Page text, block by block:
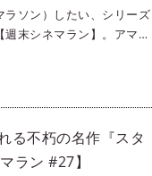
ソン）したい、シリーズ
末シネマラン】。アマプ
集部メンバーが各々おす
ズの日（毎年5月4日）とい
SF映画シリーズとして3作
る不朽の名作『スタ
ラン #27】